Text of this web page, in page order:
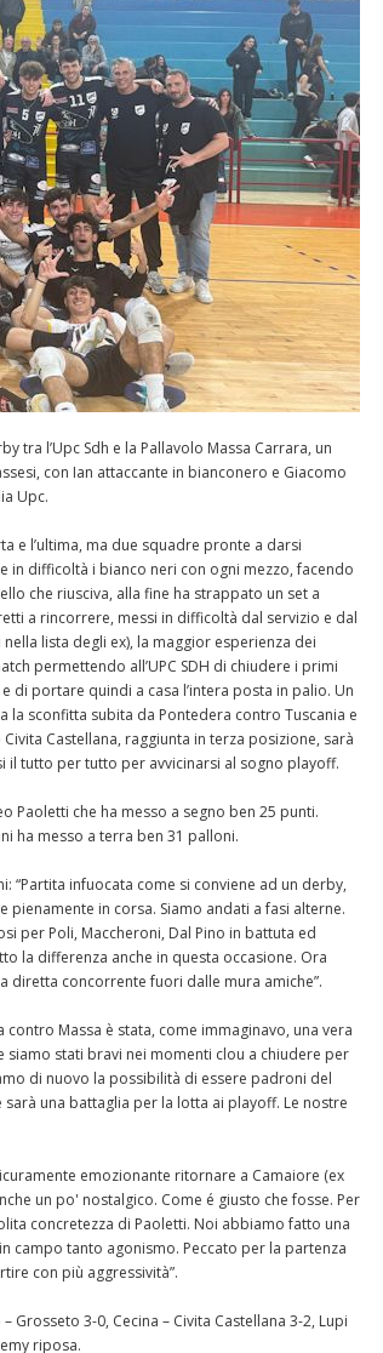
tra l’Upc Sdh e la Pallavolo Massa Carrara, un
con Ian attaccante in bianconero e Giacomo
Upc.
e l’ultima, ma due squadre pronte a darsi
in difficoltà i bianco neri con ogni mezzo, facendo
che riusciva, alla fine ha strappato un set a
a rincorrere, messi in difficoltà dal servizio e dal
lista degli ex), la maggior esperienza dei
permettendo all’UPC SDH di chiudere i primi
portare quindi a casa l’intera posta in palio. Un
sconfitta subita da Pontedera contro Tuscania e
Castellana, raggiunta in terza posizione, sarà
il tutto per tutto per avvicinarsi al sogno playoff.
Paoletti che ha messo a segno ben 25 punti.
ha messo a terra ben 31 palloni.
“Partita infuocata come si conviene ad un derby,
in corsa. Siamo andati a fasi alterne.
per Poli, Maccheroni, Dal Pino in battuta ed
la differenza anche in questa occasione. Ora
diretta concorrente fuori dalle mura amiche”.
Massa è stata, come immaginavo, una vera
stati bravi nei momenti clou a chiudere per
di nuovo la possibilità di essere padroni del
una battaglia per la lotta ai playoff. Le nostre
emozionante ritornare a Camaiore (ex
un po' nostalgico. Come é giusto che fosse. Per
concretezza di Paoletti. Noi abbiamo fatto una
campo tanto agonismo. Peccato per la partenza
con più aggressività”.
Grosseto 3-0, Cecina – Civita Castellana 3-2, Lupi
riposa.